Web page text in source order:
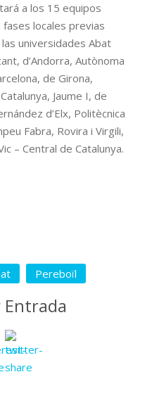
a los 15 equipos
fases locales previas
universidades Abat
d’Andorra, Autònoma
de Girona,
Jaume I, de
d’Elx, Politècnica
Fabra, Rovira i Virgili,
– Central de Catalunya.
Pereboïl